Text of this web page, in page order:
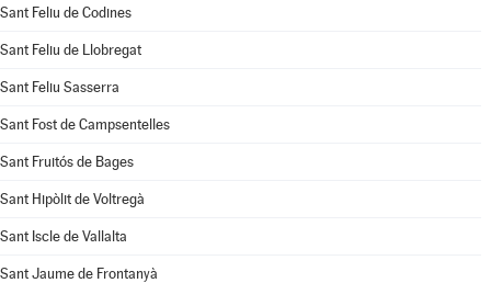
Sant Feliu de Codines
Sant Feliu de Llobregat
Sant Feliu Sasserra
Sant Fost de Campsentelles
Sant Fruitós de Bages
Sant Hipòlit de Voltregà
Sant Iscle de Vallalta
Sant Jaume de Frontanyà